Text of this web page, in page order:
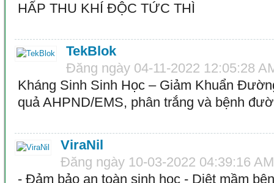
HẤP THU KHÍ ĐỘC TỨC THÌ
TekBlok
Đăng ngày 04-11-2022 12:05:28
Kháng Sinh Sinh Học – Giảm Khuẩn
quả AHPND/EMS, phân trắng và bệnh
ViraNil
Đăng ngày 10-03-2022 04:39:16 AM
- Đảm bảo an toàn sinh học - Diệt mầm